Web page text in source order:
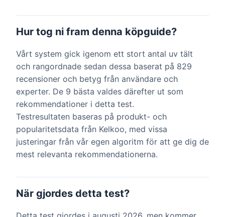
Hur tog ni fram denna köpguide?
Vårt system gick igenom ett stort antal uv tält
och rangordnade sedan dessa baserat på 829
recensioner och betyg från användare och
experter. De 9 bästa valdes därefter ut som
rekommendationer i detta test.
Testresultaten baseras på produkt- och
popularitetsdata från Kelkoo, med vissa
justeringar från vår egen algoritm för att ge dig de
mest relevanta rekommendationerna.
När gjordes detta test?